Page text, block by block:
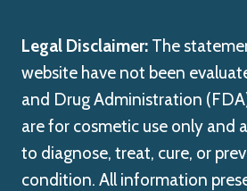
Legal Disclaimer: The
website have not been
and Drug Administration
are for cosmetic use only and
to diagnose, treat, cure, or
condition. All information